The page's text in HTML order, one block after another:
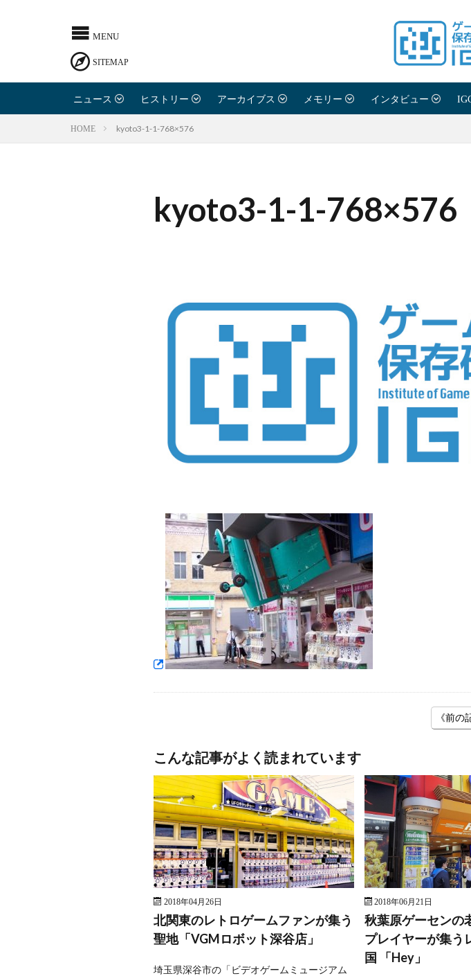
ニュース ヒストリー アーカイブス メモリー インタビュー
HOME kyoto3-1-1-768×576
kyoto3-1-1-768×576
《前の
こんな記事がよく読まれています
2018年04月26日
北関東のレトロゲームファンが集う
聖地「VGMロボット深谷店」
埼玉県深谷市の「ビデオゲームミュージアム
2018年06月21日
秋葉原ゲーセンの
プレイヤーが集う
国 「Hey」